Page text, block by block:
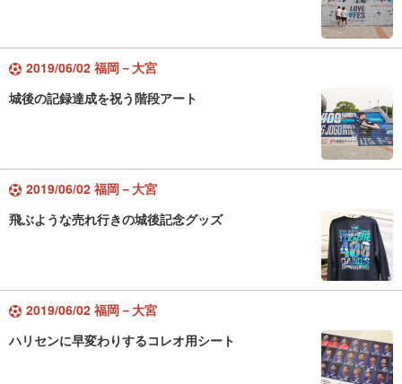
2019/06/02 福岡－大宮
城後の記録達成を祝う階段アート
2019/06/02 福岡－大宮
飛ぶような売れ行きの城後記念グッズ
2019/06/02 福岡－大宮
ハリセンに早変わりするコレオ用シート